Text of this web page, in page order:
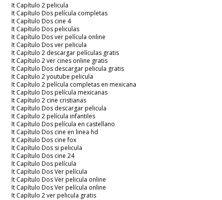
It Capítulo 2 pelicula
It Capítulo Dos película completas
It Capítulo Dos cine 4
It Capítulo Dos peliculas
It Capítulo Dos ver película online
It Capítulo Dos ver pelicula
It Capítulo 2 descargar películas gratis
It Capítulo 2 ver cines online gratis
It Capítulo Dos descargar pelicula gratis
It Capítulo 2 youtube pelicula
It Capítulo 2 película completas en mexicana
It Capítulo Dos película mexicanas
It Capítulo 2 cine cristianas
It Capítulo Dos descargar pelicula
It Capítulo 2 película infantiles
It Capítulo Dos película en castellano
It Capítulo Dos cine en linea hd
It Capítulo Dos cine fox
It Capítulo Dos si pelicula
It Capítulo Dos cine 24
It Capítulo Dos película
It Capítulo Dos Ver película
It Capítulo Dos Ver pelicula online
It Capítulo Dos Ver película online
It Capítulo 2 ver pelicula gratis